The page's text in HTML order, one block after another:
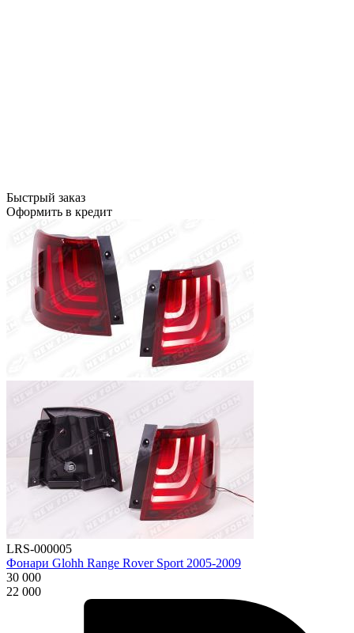
Быстрый заказ
Оформить в кредит
LRS-000005
Фонари Glohh Range Rover Sport 2005-2009
30 000
22 000